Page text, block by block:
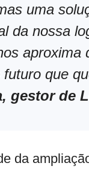
uma
da nossa
aproxima
que
gestor de
da